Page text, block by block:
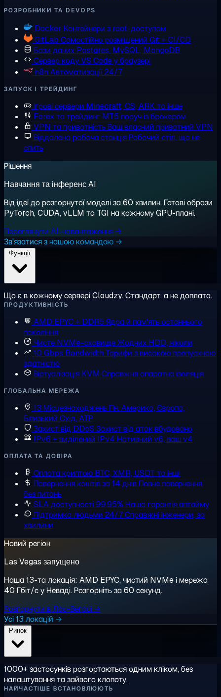
РОЗРОБНИКИ ТА DEVOPS
Docker Контейнери з root-доступом
GitLab Самостійно розміщений Git + CI/CD
Бази даних Postgres, MySQL, MongoDB
Сервер кодуVS Code у браузері
n8n Автоматизації 24/7
ЗАПУСК І ТРЕЙДИНГ
Ігрові сервери Minecraft, CS, ARK та інше
Forex та трейдинг MT5 поруч із брокером
VPN та приватністьВаш власний приватний VPN
Віддалена робоча станціяРобочий стіл, що не
спить
Рішення
Навчання та інференс AI
Від ідеї до розгорнутої моделі за 60 хвилин. Готові образи
PyTorch, CUDA, vLLM та TGI на кожному GPU-плані.
Переглянути AI-навантаження →
Зв'язатися з нашою командою →
Що є в кожному сервері Cloudzy. Стандарт, а не доплата.
ПРОДУКТИВНІСТЬ
AMD EPYC + DDR5 Ядра й пам'ять останнього
покоління
Чисте NVMe-сховищеЖодних HDD, ніколи
10 Gbps Bandwidth Тарифи з високою пропускною
здатністю
Віртуалізація KVM Справжня апаратна ізоляція
ГЛОБАЛЬНА МЕРЕЖА
13 Місцезнаходжень Пн. Америка, Європа,
Близький Схід, АТР
Захист від DDoS Захист від атак вбудовано
IPv6 + виділений IPv4 Нативний v6, ваш v4
ОПЛАТА ТА ДОВІРА
Оплата криптою BTC, XMR, USDT та інші
Повернення коштів за 14 днів Повне повернення,
без питань
SLA доступності 99,95% Наша гарантія аптайму
Підтримка людьми 24/7Справжні інженери, за
хвилини
Новий регіон
Las Vegas запущено
Наша 13-та локація: AMD EPYC, чистий NVMe і мережа
40 Гбіт/с у Неваді. Розгорніть за 60 секунд.
Розгорнути в Лас-Вегасі →
Усі 13 локацій →
1000+ застосунків розгортаються одним кліком, без
налаштування та зайвого клопоту.
НАЙЧАСТІШЕ ВСТАНОВЛЮЮТЬ